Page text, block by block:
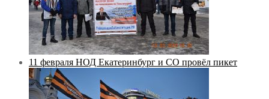
11 февраля НОД Екатеринбург и СО провёл пикет